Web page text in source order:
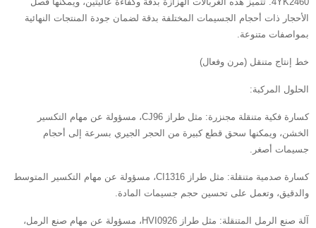
الأحجار ذات أحجام الجسيمات المختلفة بدقة لضمان جودة المنتجات النهائية
بمواصفات متنوعة.
خط إنتاج متنقل (مرن وفعال)
الحلول المركبة:
كسارة فكية متنقلة مجنزرة: مثل طراز CJ96، مسؤولة عن مهام التكسير
الخشن، ويمكنها سحق قطع كبيرة من الحجر الجيري بسرعة إلى أحجام
جسيمات أصغر.
كسارة صدمية متنقلة: مثل طراز CI1316، مسؤولة عن مهام التكسير المتوسط ​​
والدقيق، وتعمل على تحسين حجم جسيمات المادة.
آلة صنع الرمل المتنقلة: مثل طراز HVI0926، مسؤولة عن مهام صنع الرمل،